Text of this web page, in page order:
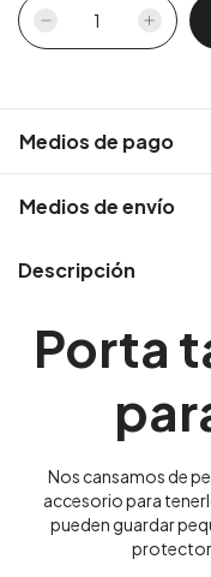
Medios de pago
Medios de envío
Descripción
Porta
Nos cansamos de
accesorio para
pueden guardar
protector